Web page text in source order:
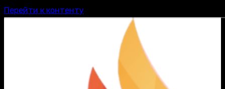
Перейти к контенту